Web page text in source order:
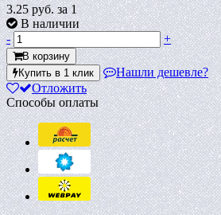
3.25 руб.за 1
В наличии
-
+
В корзину
Купить в 1 клик
Нашли дешевле?
Отложить
Способы оплаты